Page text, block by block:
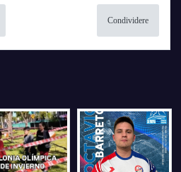
Condividere